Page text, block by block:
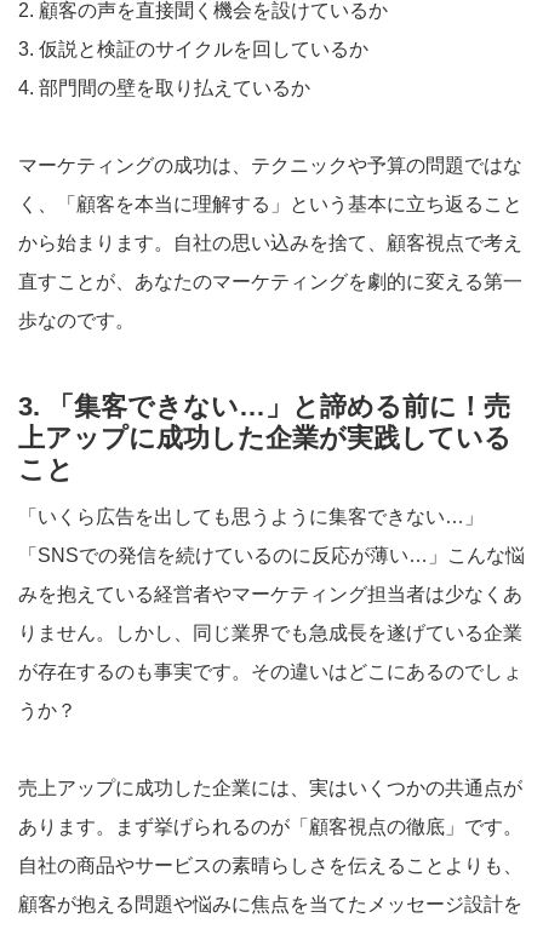
2. 顧客の声を直接聞く機会を設けているか
3. 仮説と検証のサイクルを回しているか
4. 部門間の壁を取り払えているか
マーケティングの成功は、テクニックや予算の問題ではな
く、「顧客を本当に理解する」という基本に立ち返ること
から始まります。自社の思い込みを捨て、顧客視点で考え
直すことが、あなたのマーケティングを劇的に変える第一
歩なのです。
3. 「集客できない…」と諦める前に！売
上アップに成功した企業が実践している
こと
「いくら広告を出しても思うように集客できない…」
「SNSでの発信を続けているのに反応が薄い…」こんな悩
みを抱えている経営者やマーケティング担当者は少なくあ
りません。しかし、同じ業界でも急成長を遂げている企業
が存在するのも事実です。その違いはどこにあるのでしょ
うか？
売上アップに成功した企業には、実はいくつかの共通点が
あります。まず挙げられるのが「顧客視点の徹底」です。
自社の商品やサービスの素晴らしさを伝えることよりも、
顧客が抱える問題や悩みに焦点を当てたメッセージ設計を